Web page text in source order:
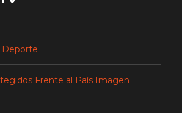
Deporte
Frente al País Imagen